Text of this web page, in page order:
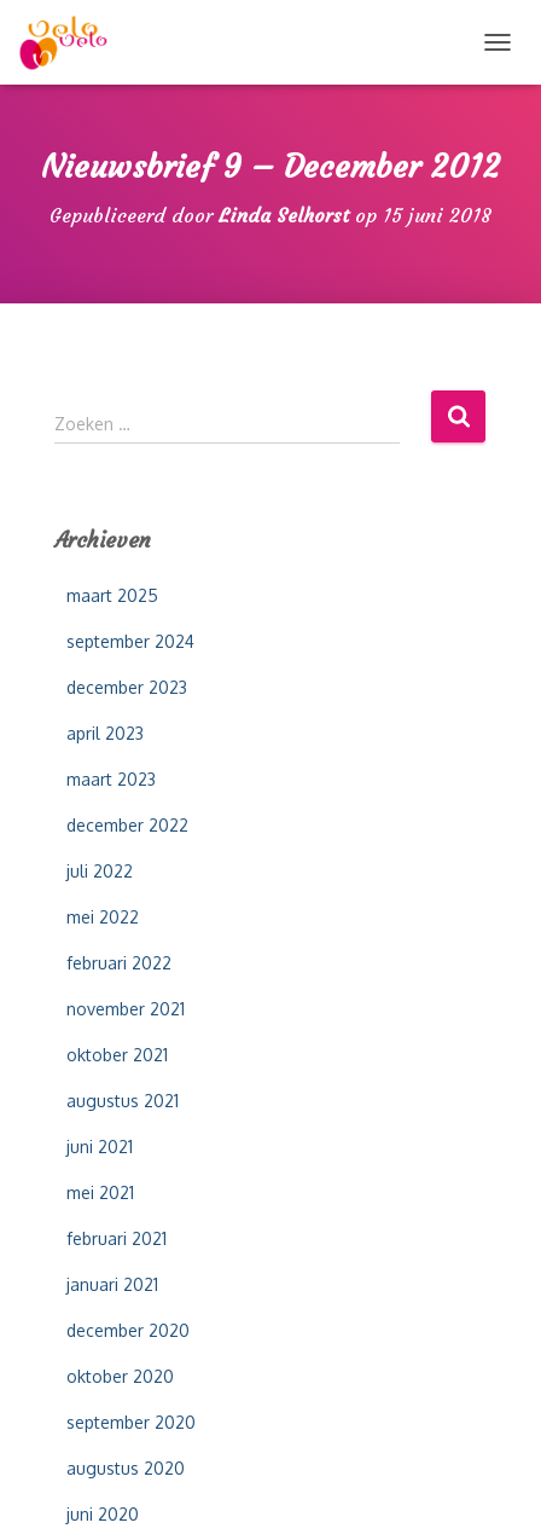
O
L
E
Nieuwsbrief 9 – December 2012
Gepubliceerd doorLinda Selhorstop 15 juni 2018
Z
o
n
Zoeken …
Archieven
maart 2025
september 2024
december 2023
april 2023
maart 2023
december 2022
juli 2022
mei 2022
februari 2022
november 2021
oktober 2021
augustus 2021
juni 2021
mei 2021
februari 2021
januari 2021
december 2020
oktober 2020
september 2020
augustus 2020
juni 2020